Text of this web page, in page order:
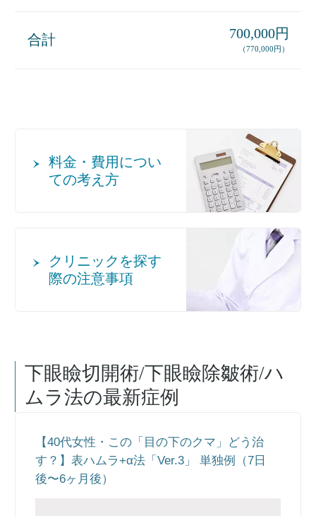
合計 700,000円
（770,000円）
料金・費用につい
ての考え方
クリニックを探す
際の注意事項
下眼瞼切開術/下眼瞼除皺術/ハ
ムラ法の最新症例
【40代女性・この「目の下のクマ」どう治
す？】表ハムラ+α法「Ver.3」 単独例（7日
後〜6ヶ月後）